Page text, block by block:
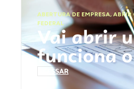
ABERTURA DE EMPRESA,ABRIR
FEDERAL
Vai abrir
funciona
ACESSAR